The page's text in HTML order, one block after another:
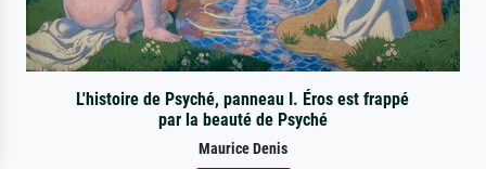
L'histoire de Psyché, panneau I. Éros est frappé
par la beauté de Psyché
Maurice Denis